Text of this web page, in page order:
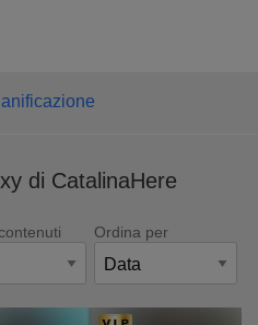
di CatalinaHere
Ordina per